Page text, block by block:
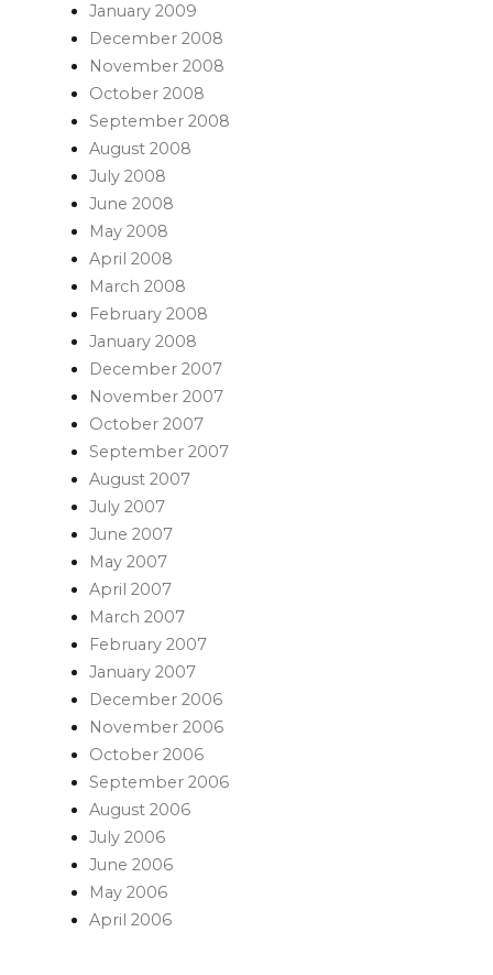
January 2009
December 2008
November 2008
October 2008
September 2008
August 2008
July 2008
June 2008
May 2008
April 2008
March 2008
February 2008
January 2008
December 2007
November 2007
October 2007
September 2007
August 2007
July 2007
June 2007
May 2007
April 2007
March 2007
February 2007
January 2007
December 2006
November 2006
October 2006
September 2006
August 2006
July 2006
June 2006
May 2006
April 2006